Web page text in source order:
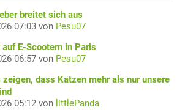
breitet sich aus
07:03 von Pesu07
E-Scootern in Paris
06:57 von Pesu07
zeigen, dass Katzen mehr als nur unsere
05:12 von littlePanda